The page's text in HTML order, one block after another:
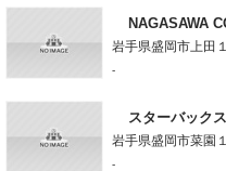
NAGASAWA
岩手県盛岡市上田
-
スターバック
岩手県盛岡市菜園
-